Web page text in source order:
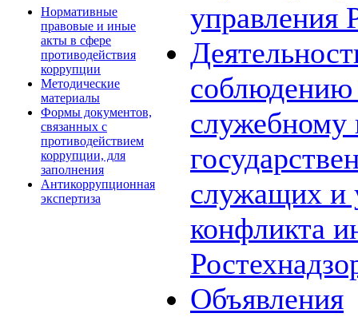
Нормативные
правовые и иные
акты в сфере
противодействия
коррупции
Методические
материалы
Формы документов,
связанных с
противодействием
коррупции, для
заполнения
Антикоррупционная
экспертиза
управления
соблюдению
служебному
служащих и
конфликта
Объявления